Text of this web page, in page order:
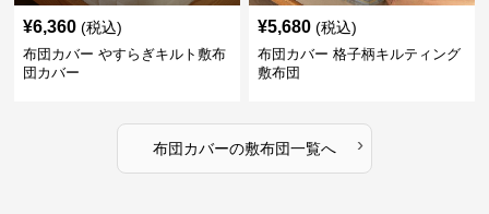
¥6,360 (税込)
布団カバー やすらぎキルト敷布
団カバー
¥5,680 (税込)
布団カバー 格子柄キルティング
敷布団
布団カバーの敷布団一覧へ ›